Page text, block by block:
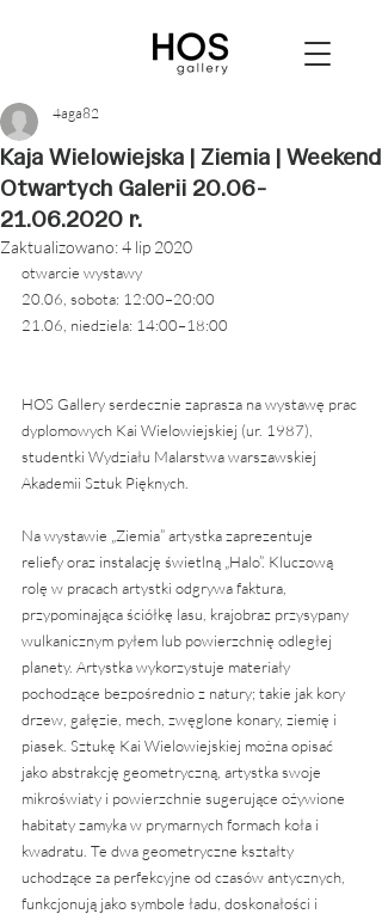
Kaja Wielowiejska | Ziemia | Weekend
Otwartych Galerii 20.06-
21.06.2020 r.
4aga82
Zaktualizowano:4 lip 2020
otwarcie wystawy
20.06, sobota: 12:00–20:00
21.06, niedziela: 14:00–18:00
HOS Gallery serdecznie zaprasza na wystawę prac
dyplomowych Kai Wielowiejskiej (ur. 1987),
studentki Wydziału Malarstwa warszawskiej
Akademii Sztuk Pięknych.
Na wystawie „Ziemia” artystka zaprezentuje
reliefy oraz instalację świetlną „Halo”. Kluczową
rolę w pracach artystki odgrywa faktura,
przypominająca ściółkę lasu, krajobraz przysypany
wulkanicznym pyłem lub powierzchnię odległej
planety. Artystka wykorzystuje materiały
pochodzące bezpośrednio z natury; takie jak kory
drzew, gałęzie, mech, zwęglone konary, ziemię i
piasek. Sztukę Kai Wielowiejskiej można opisać
jako abstrakcję geometryczną, artystka swoje
mikroświaty i powierzchnie sugerujące ożywione
habitaty zamyka w prymarnych formach koła i
kwadratu. Te dwa geometryczne kształty
uchodzące za perfekcyjne od czasów antycznych,
funkcjonują jako symbole ładu, doskonałości i